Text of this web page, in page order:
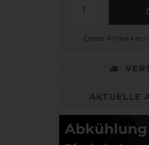
Dieser Artikel
AKTUELLE